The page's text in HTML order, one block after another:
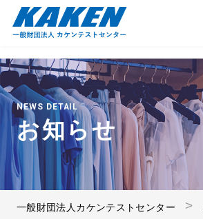
NEWS DETAIL
お知らせ
一般財団法人カケンテストセンター